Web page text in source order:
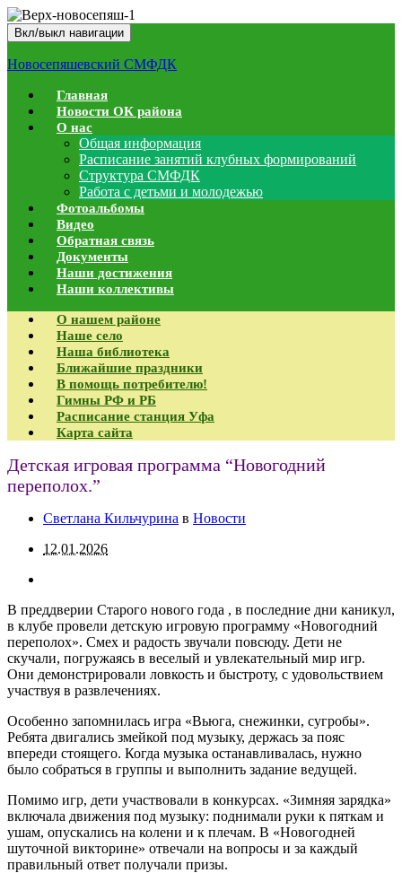
Вкл/выкл навигации
Новосепяшевский СМФДК
Главная
Новости ОК района
О нас
Общая информация
Расписание занятий клубных формирований
Структура СМФДК
Работа с детьми и молодежью
Фотоальбомы
Видео
Обратная связь
Документы
Наши достижения
Наши коллективы
О нашем районе
Наше село
Наша библиотека
Ближайшие праздники
В помощь потребителю!
Гимны РФ и РБ
Расписание станция Уфа
Карта сайта
Детская игровая программа “Новогодний
переполох.”
Светлана Кильчурина в Новости
12.01.2026
В преддверии Старого нового года , в последние дни каникул,
в клубе провели детскую игровую программу «Новогодний
переполох». Смех и радость звучали повсюду. Дети не
скучали, погружаясь в веселый и увлекательный мир игр.
Они демонстрировали ловкость и быстроту, с удовольствием
участвуя в развлечениях.
Особенно запомнилась игра «Вьюга, снежинки, сугробы».
Ребята двигались змейкой под музыку, держась за пояс
впереди стоящего. Когда музыка останавливалась, нужно
было собраться в группы и выполнить задание ведущей.
Помимо игр, дети участвовали в конкурсах. «Зимняя зарядка»
включала движения под музыку: поднимали руки к пяткам и
ушам, опускались на колени и к плечам. В «Новогодней
шуточной викторине» отвечали на вопросы и за каждый
правильный ответ получали призы.